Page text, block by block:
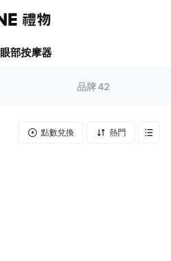
眼部按摩器
品牌42
點數兌換 熱門